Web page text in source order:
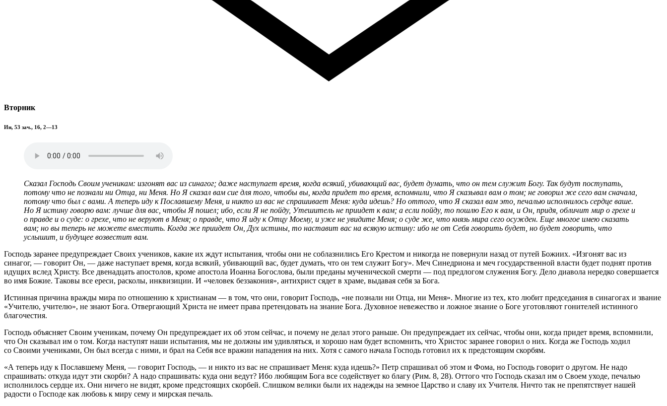
Вторник
Ин, 53 зач., 16, 2—13
Сказал Господь Своим ученикам: изгонят вас из синагог; даже наступает время, когда всякий, убивающий вас, будет думать, что он тем служит Богу. Так будут поступать,
потому что не познали ни Отца, ни Меня. Но Я сказал вам сие для того, чтобы вы, когда придет то время, вспомнили, что Я сказывал вам о том; не говорил же сего вам сначала,
потому что был с вами. А теперь иду к Пославшему Меня, и никто из вас не спрашивает Меня: куда идешь? Но оттого, что Я сказал вам это, печалью исполнилось сердце ваше.
Но Я истину говорю вам: лучше для вас, чтобы Я пошел; ибо, если Я не пойду, Утешитель не приидет к вам; а если пойду, то пошлю Его к вам, и Он, придя, обличит мир о грехе и
о правде и о суде: о грехе, что не веруют в Меня; о правде, что Я иду к Отцу Моему, и уже не увидите Меня; о суде же, что князь мира сего осужден. Еще многое имею сказать
вам; но вы теперь не можете вместить. Когда же приидет Он, Дух истины, то наставит вас на всякую истину: ибо не от Себя говорить будет, но будет говорить, что
услышит, и будущее возвестит вам.
Господь заранее предупреждает Своих учеников, какие их ждут испытания, чтобы они не соблазнились Его Крестом и никогда не повернули назад от путей Божиих. «Изгонят вас из
синагог, — говорит Он, — даже наступает время, когда всякий, убивающий вас, будет думать, что он тем служит Богу». Меч Синедриона и меч государственной власти будет поднят против
идущих вслед Христу. Все двенадцать апостолов, кроме апостола Иоанна Богослова, были преданы мученической смерти — под предлогом служения Богу. Дело диавола нередко совершается
во имя Божие. Таковы все ереси, расколы, инквизиции. И «человек беззакония», антихрист сядет в храме, выдавая себя за Бога.
Истинная причина вражды мира по отношению к христианам — в том, что они, говорит Господь, «не познали ни Отца, ни Меня». Многие из тех, кто любит председания в синагогах и звание
«Учителю, учителю», не знают Бога. Отвергающий Христа не имеет права претендовать на знание Бога. Духовное невежество и ложное знание о Боге уготовляют гонителей истинного
благочестия.
Господь объясняет Своим ученикам, почему Он предупреждает их об этом сейчас, и почему не делал этого раньше. Он предупреждает их сейчас, чтобы они, когда придет время, вспомнили,
что Он сказывал им о том. Когда наступят наши испытания, мы не должны им удивляться, и хорошо нам будет вспомнить, что Христос заранее говорил о них. Когда же Господь ходил
со Своими учениками, Он был всегда с ними, и брал на Себя все вражии нападения на них. Хотя с самого начала Господь готовил их к предстоящим скорбям.
«А теперь иду к Пославшему Меня, — говорит Господь, — и никто из вас не спрашивает Меня: куда идешь?» Петр спрашивал об этом и Фома, но Господь говорит о другом. Не надо
спрашивать: откуда идут эти скорби? А надо спрашивать: куда они ведут? Ибо любящим Бога все содействует ко благу (Рим. 8, 28). Оттого что Господь сказал им о Своем уходе, печалью
исполнилось сердце их. Они ничего не видят, кроме предстоящих скорбей. Слишком велики были их надежды на земное Царство и славу их Учителя. Ничто так не препятствует нашей
радости о Господе как любовь к миру сему и мирская печаль.